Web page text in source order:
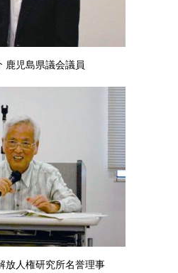
鹿児島県議会議員
放人権研究所名誉理事